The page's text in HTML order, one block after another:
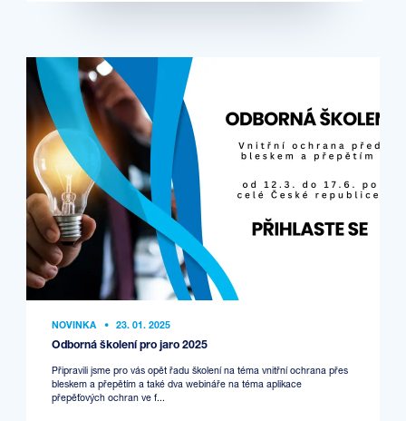
NOVINKA • 23. 01. 2025
Odborná školení pro jaro 2025
Připravili jsme pro vás opět řadu školení na téma vnitřní ochrana přes
bleskem a přepětím a také dva webináře na téma aplikace
přepěťových ochran ve f...